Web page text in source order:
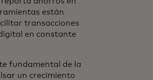
están
transacciones
en constante
fundamental de la
un crecimiento